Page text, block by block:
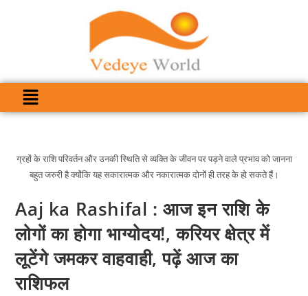
ग्रहों के राशि परिवर्तन और उनकी स्थिति से व्यक्ति के जीवन पर पड़ने वाले प्रभाव को जानना
बहुत जरुरी है क्योंकि यह सकारात्मक और नकारात्मक दोनों ही तरह के हो सकते हैं।
Aaj ka Rashifal : आज इन राशि के
लोगों का होगा भाग्योदय!, करियर क्षेत्र में
लूटेंगे जमकर वाहवाही, पढ़ें आज का
राशिफल